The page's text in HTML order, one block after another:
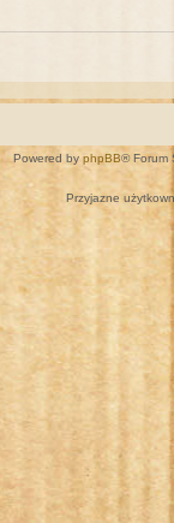
Powered by phpBB® Forum
Przyjazne